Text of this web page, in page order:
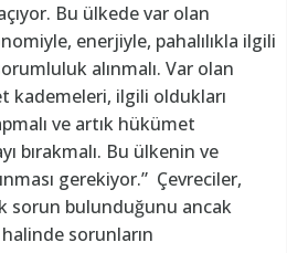
Bu ülkede var olan
enerjiyle, pahalılıkla ilgili
alınmalı. Var olan
kademeleri, ilgili oldukları
ve artık hükümet
bırakmalı. Bu ülkenin ve
gerekiyor.” Çevreciler,
sorun bulunduğunu ancak
sorunların